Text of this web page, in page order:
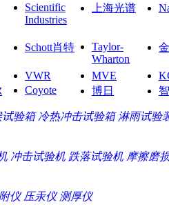
Scientific
Industries
上海光谱
Schott肖特
Taylor-
Wharton
VWR MVE
Coyote 博日
试验箱 冷热冲击试验箱 淋雨试验
冲击试验机 跌落试验机 摩擦磨
仪 压汞仪 测厚仪